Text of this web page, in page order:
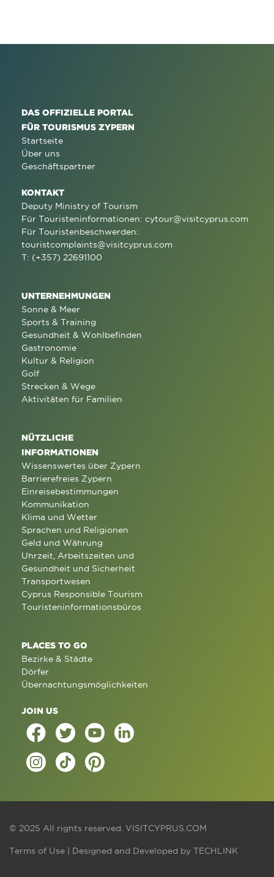
DAS OFFIZIELLE PORTAL
FÜR TOURISMUS ZYPERN
Startseite
Über uns
Geschäftspartner
KONTAKT
Deputy Ministry of Tourism
Für Touristeninformationen: cytour@visitcyprus.com
Für Touristenbeschwerden:
touristcomplaints@visitcyprus.com
T: (+357) 22691100
UNTERNEHMUNGEN
Sonne & Meer
Sports & Training
Gesundheit & Wohlbefinden
Gastronomie
Kultur & Religion
Golf
Strecken & Wege
Aktivitäten für Familien
NÜTZLICHE
INFORMATIONEN
Wissenswertes über Zypern
Barrierefreies Zypern
Einreisebestimmungen
Kommunikation
Klima und Wetter
Sprachen und Religionen
Geld und Währung
Uhrzeit, Arbeitszeiten und
Gesundheit und Sicherheit
Transportwesen
Cyprus Responsible Tourism
Touristeninformationsbüros
PLACES TO GO
Bezirke & Städte
Dörfer
Übernachtungsmöglichkeiten
JOIN US
© 2025 All rights reserved. VISITCYPRUS.COM
Terms of Use | Designed and Developed by TECHLINK